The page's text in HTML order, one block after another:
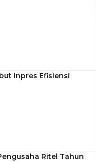
Inpres Efisiensi
Ritel Tahun